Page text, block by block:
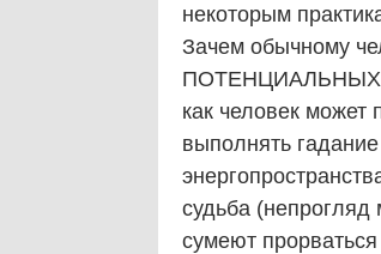
некоторым
Зачем обычному
ПОТЕНЦИАЛЬНЫХ
как человек может
выполнять
судьба (непрогляд
сумеют прорваться